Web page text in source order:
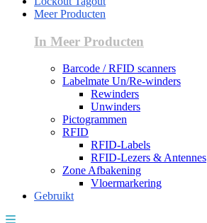
Meer Producten
In Meer Producten
Barcode / RFID scanners
Labelmate Un/Re-winders
Rewinders
Unwinders
Pictogrammen
RFID
RFID-Labels
RFID-Lezers & Antennes
Zone Afbakening
Vloermarkering
Gebruikt